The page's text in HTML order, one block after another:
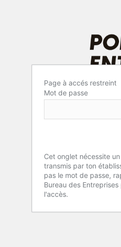
Page à accés restreint
Mot de passe
Cet onglet nécessite
transmis par ton
pas le mot de passe,
Bureau des
l'accès.